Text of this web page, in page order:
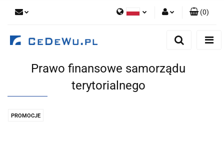
Dodaj zgłoszenie
Zgody cookies
(0)
Prawo finansowe samorządu
terytorialnego
PROMOCJE